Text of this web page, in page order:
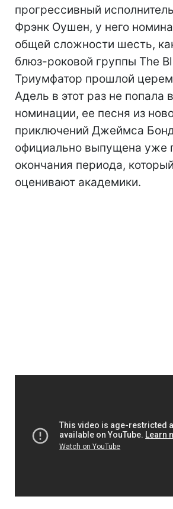
прогрессивный
Фрэнк Оушен, у него
общей сложности шесть,
блюз-роковой группы The
Триумфатор прошлой
Адель в этот раз не попала
номинации, ее песня из
приключений Джеймса
официально выпущена уже
окончания периода, который
оценивают академики.